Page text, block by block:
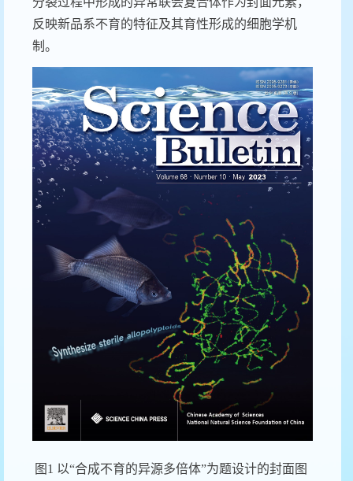
反映新品系不育的特征及其育性形成的细胞学机
制。
图 1 以“合成不育的异源多倍体”为题设计的封面图